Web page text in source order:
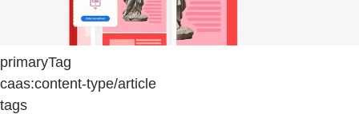
primaryTag
caas:content-type/article
tags